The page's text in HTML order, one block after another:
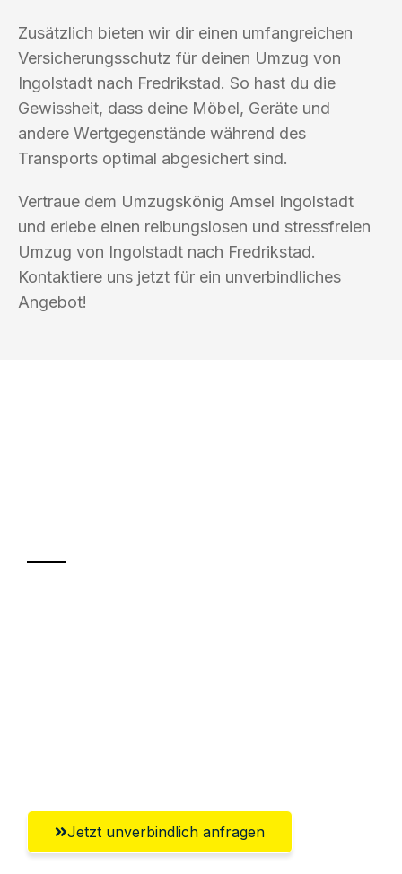
Zusätzlich bieten wir dir einen umfangreichen
Versicherungsschutz für deinen Umzug von
Ingolstadt nach Fredrikstad. So hast du die
Gewissheit, dass deine Möbel, Geräte und
andere Wertgegenstände während des
Transports optimal abgesichert sind.
Vertraue dem Umzugskönig Amsel Ingolstadt
und erlebe einen reibungslosen und stressfreien
Umzug von Ingolstadt nach Fredrikstad.
Kontaktiere uns jetzt für ein unverbindliches
Angebot!
Jetzt unverbindlich anfragen